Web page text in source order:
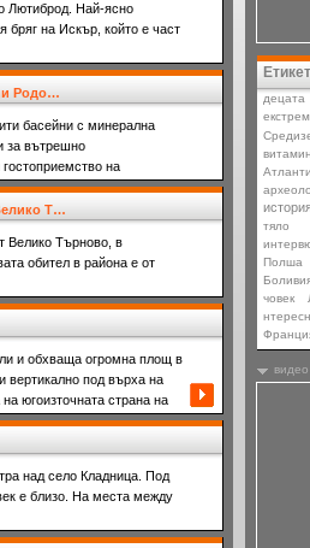
Лютиброд. Най-ясно
бряг на Искър, който е част
Родо…
басейни с минерална
за вътрешно
на
Т…
Велико Търново, в
обител в района е от
и обхваща огромна площ в
вертикално под върха на
югоизточната страна на
над село Кладница. Под
е близо. На места между
децата
тяло
Полша
човек